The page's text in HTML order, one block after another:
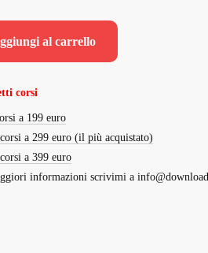
originaleattuale
al carrello
corsi
a 199 euro
a 299 euro (il più acquistato)
a 399 euro
informazioni scrivimi a